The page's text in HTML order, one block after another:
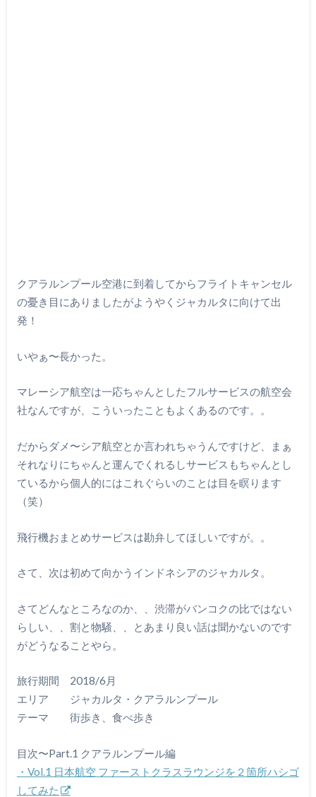
クアラルンプール空港に到着してからフライトキャンセル
の憂き目にありましたがようやくジャカルタに向けて出
発！
いやぁ〜長かった。
マレーシア航空は一応ちゃんとしたフルサービスの航空会
社なんですが、こういったこともよくあるのです。。
だからダメ〜シア航空とか言われちゃうんですけど、まぁ
それなりにちゃんと運んでくれるしサービスもちゃんとし
ているから個人的にはこれぐらいのことは目を瞑ります
（笑）
飛行機おまとめサービスは勘弁してほしいですが。。
さて、次は初めて向かうインドネシアのジャカルタ。
さてどんなところなのか、、渋滞がバンコクの比ではない
らしい、、割と物騒、、とあまり良い話は聞かないのです
がどうなることやら。
旅行期間 2018/6月
エリア ジャカルタ・クアラルンプール
テーマ 街歩き、食べ歩き
目次〜Part.1 クアラルンプール編
・Vol.1 日本航空 ファーストクラスラウンジを２箇所ハシゴ
してみた